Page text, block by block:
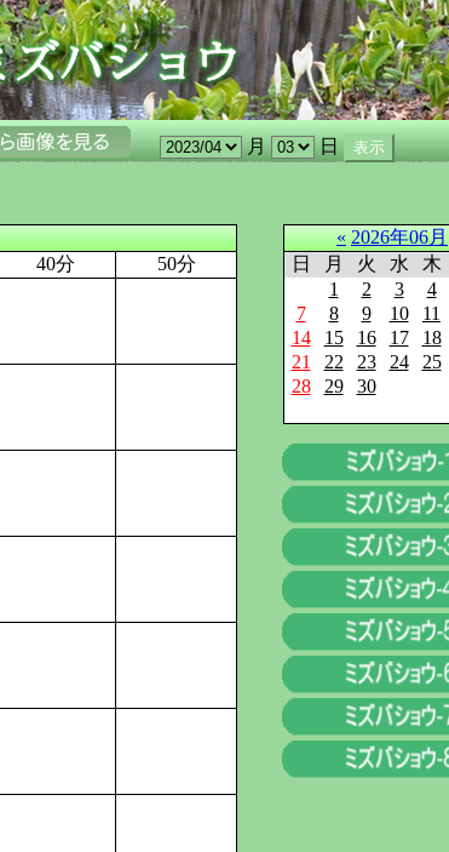
月 日
40分 50分
« 2026年06月
日
月 火 水 木
1
2 3 4
7
8 9 10 11
14
15 16 17 18
21
22 23 24 25
28
29 30